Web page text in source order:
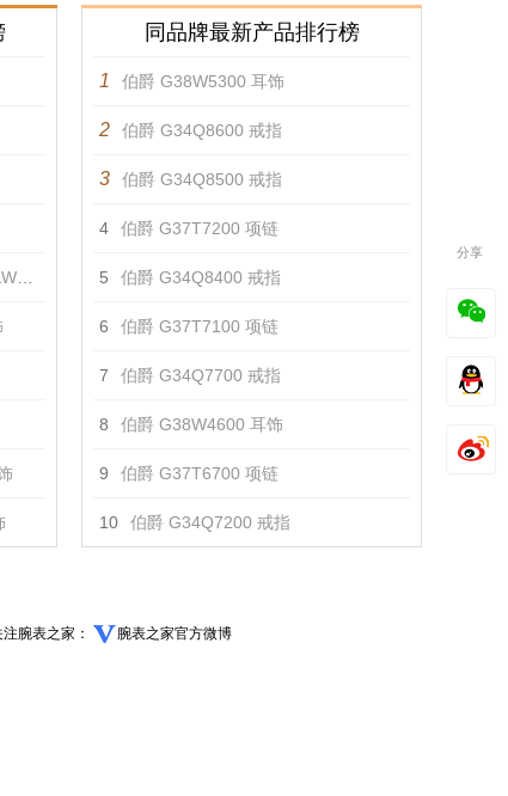
饰
同品牌最新产品排行榜
1 伯爵 G38W5300 耳饰
2 伯爵 G34Q8600 戒指
3 伯爵 G34Q8500 戒指
4 伯爵 G37T7200 项链
5 伯爵 G34Q8400 戒指
6 伯爵 G37T7100 项链
7 伯爵 G34Q7700 戒指
8 伯爵 G38W4600 耳饰
9 伯爵 G37T6700 项链
10 伯爵 G34Q7200 戒指
注腕表之家： 腕表之家官方微博
分享